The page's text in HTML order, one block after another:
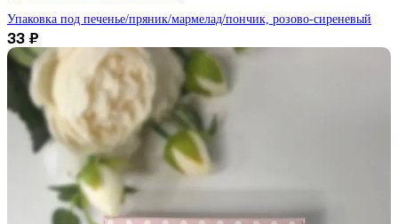
Упаковка под печенье/пряник/мармелад/пончик, розово-сиреневый
33 ₽